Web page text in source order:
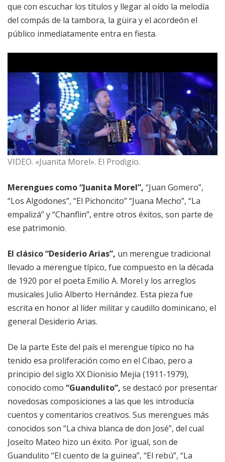
que con escuchar los títulos y llegar al oído la melodía
del compás de la tambora, la güira y el acordeón el
público inmediatamente entra en fiesta.
VIDEO. «Juanita Morel». El Prodigio.
Merengues como “Juanita Morel”, “Juan Gomero”,
“Los Algodones”, “El Pichoncito” “Juana Mecho”, “La
empalizá” y “Chanflin”, entre otros éxitos, son parte de
ese patrimonio.
El clásico “Desiderio Arias”, un merengue tradicional
llevado a merengue típico, fue compuesto en la década
de 1920 por el poeta Emilio A. Morel y los arreglos
musicales Julio Alberto Hernández. Esta pieza fue
escrita en honor al líder militar y caudillo dominicano, el
general Desiderio Arias.
De la parte Este del país el merengue típico no ha
tenido esa proliferación como en el Cibao, pero a
principio del siglo XX Dionisio Mejía (1911-1979),
conocido como “Guandulito”, se destacó por presentar
novedosas composiciones a las que les introducía
cuentos y comentarios creativos. Sus merengues más
conocidos son “La chiva blanca de don José”, del cual
Joseíto Mateo hizo un éxito. Por igual, son de
Guandulito “El cuento de la guinea”, “El rebú”, “La